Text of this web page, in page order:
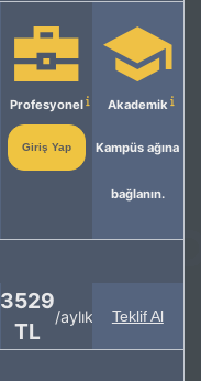
Profesyonel
Giriş Yap
Akademik
Kampüs ağına
bağlanın.
3529
TL
/aylık Teklif Al